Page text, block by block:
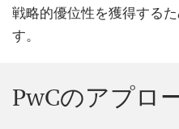
戦略的優位性を獲得する
す。
PwCのアプロ